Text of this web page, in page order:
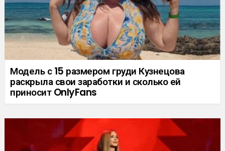
Модель с 15 размером груди Кузнецова
раскрыла свои заработки и сколько ей
приносит OnlyFans